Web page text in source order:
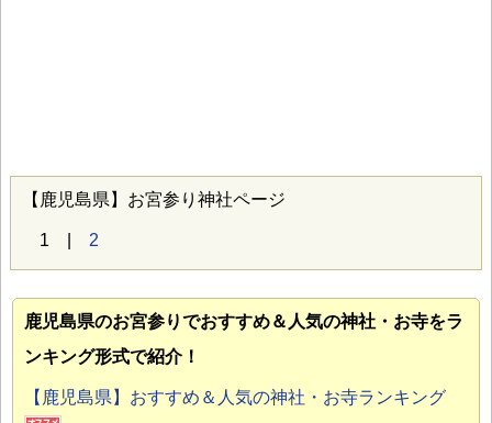
【鹿児島県】お宮参り神社ページ
1 | 2
鹿児島県のお宮参りでおすすめ＆人気の神社・お寺をラ
ンキング形式で紹介！
【鹿児島県】おすすめ＆人気の神社・お寺ランキング